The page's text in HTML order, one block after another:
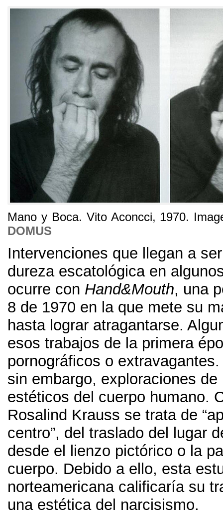
Mano y Boca. Vito Aconcci, 1970.
DOMUS
Intervenciones que llegan a
dureza escatológica en
ocurre con Hand&Mouth, una
8 de 1970 en la que mete su
hasta lograr atragantarse.
esos trabajos de la primera
pornográficos o
sin embargo, exploraciones
estéticos del cuerpo humano.
Rosalind Krauss se trata de
centro”, del traslado del lugar
desde el lienzo pictórico o la
cuerpo. Debido a ello, esta
norteamericana calificaría su
una estética del narcisismo.